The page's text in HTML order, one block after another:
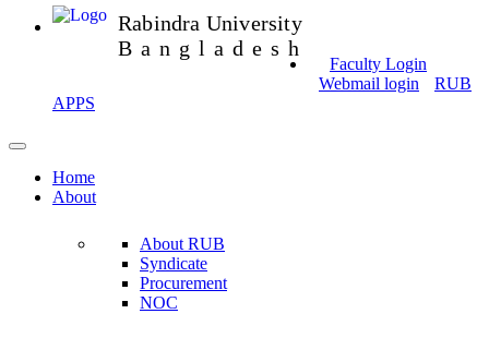
Rabindra University
Bangladesh
Faculty Login
Webmail login
RUB
APPS
Home
About
About RUB
Syndicate
Procurement
NOC